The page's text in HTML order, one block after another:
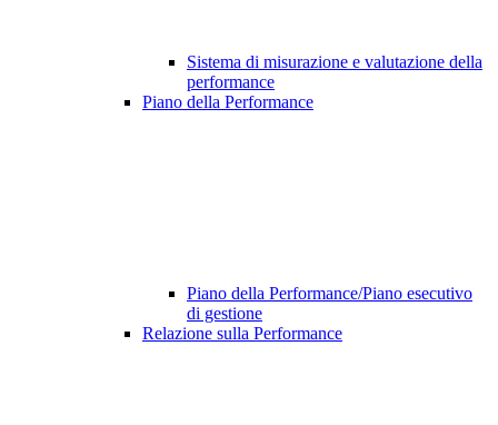
Sistema di misurazione e valutazione della
performance
Piano della Performance
Piano della Performance/Piano esecutivo
di gestione
Relazione sulla Performance